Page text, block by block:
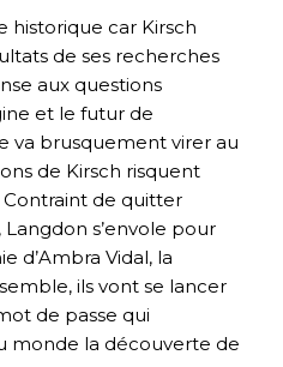
historique car Kirsch
de ses recherches
aux questions
et le futur de
va brusquement virer au
de Kirsch risquent
Contraint de quitter
s’envole pour
d’Ambra Vidal, la
ils vont se lancer
de passe qui
monde la découverte de